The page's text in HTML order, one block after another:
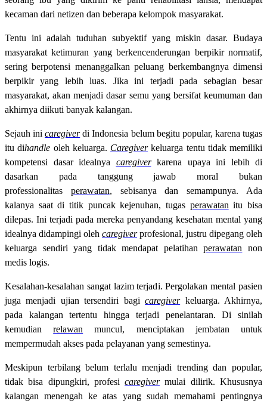
kecaman dari netizen dan beberapa kelompok masyarakat.
Tentu ini adalah tuduhan subyektif yang miskin dasar. Budaya
masyarakat ketimuran yang berkencenderungan berpikir normatif,
sering berpotensi menanggalkan peluang berkembangnya dimensi
berpikir yang lebih luas. Jika ini terjadi pada sebagian besar
masyarakat, akan menjadi dasar semu yang bersifat keumuman dan
akhirnya diikuti banyak kalangan.
Sejauh inicaregiverdi Indonesia belum begitu popular, karena tugas
itu dihandle oleh keluarga. Caregiverkeluarga tentu tidak memiliki
kompetensi dasar idealnya caregiverkarena upaya ini lebih di
dasarkan pada tanggung jawab moral bukan
professionalitas perawatan, sebisanya dan semampunya. Ada
kalanya saat di titik puncak kejenuhan, tugas perawatan itu bisa
dilepas. Ini terjadi pada mereka penyandang kesehatan mental yang
idealnya didampingi oleh caregiverprofesional, justru dipegang oleh
keluarga sendiri yang tidak mendapat pelatihanperawatan non
medis logis.
Kesalahan-kesalahan sangat lazim terjadi. Pergolakan mental pasien
juga menjadi ujian tersendiri bagicaregiverkeluarga. Akhirnya,
pada kalangan tertentu hingga terjadi penelantaran. Di sinilah
kemudianrelawan muncul, menciptakan jembatan untuk
mempermudah akses pada pelayanan yang semestinya.
Meskipun terbilang belum terlalu menjadi trending dan popular,
tidak bisa dipungkiri, profesicaregivermulai dilirik. Khususnya
kalangan menengah ke atas yang sudah memahami pentingnya